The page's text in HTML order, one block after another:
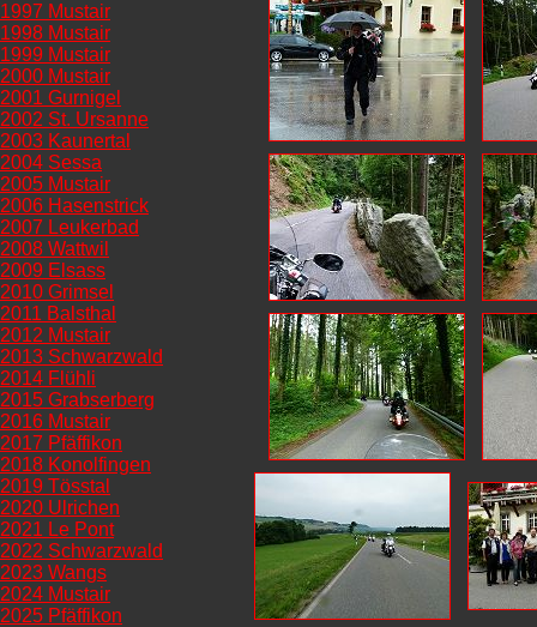
1997 Mustair
1998 Mustair
1999 Mustair
2000 Mustair
2001 Gurnigel
2002 St. Ursanne
2003 Kaunertal
2004 Sessa
2005 Mustair
2006 Hasenstrick
2007 Leukerbad
2008 Wattwil
2009 Elsass
2010 Grimsel
2011 Balsthal
2012 Mustair
2013 Schwarzwald
2014 Flühli
2015 Grabserberg
2016 Mustair
2017 Pfäffikon
2018 Konolfingen
2019 Tösstal
2020 Ulrichen
2021 Le Pont
2022 Schwarzwald
2023 Wangs
2024 Mustair
2025 Pfäffikon